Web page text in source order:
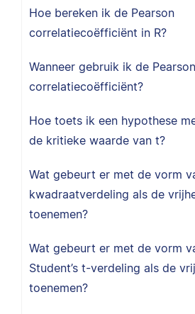
Hoe bereken ik de Pearson
correlatiecoëfficiënt in R?
Wanneer gebruik ik de Pearson
correlatiecoëfficiënt?
Hoe toets ik een hypothese
de kritieke waarde van t?
Wat gebeurt er met de vorm
kwadraatverdeling als de
toenemen?
Wat gebeurt er met de vorm
Student’s t-verdeling als de
toenemen?